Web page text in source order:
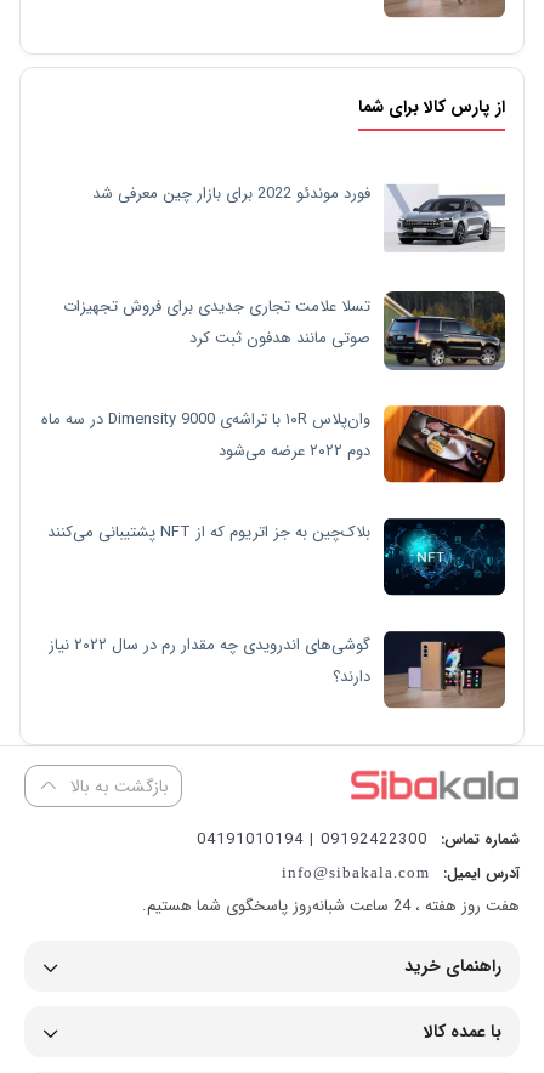
از پارس کالا برای شما
فورد موندئو 2022 برای بازار چین معرفی شد
تسلا علامت تجاری جدیدی برای فروش تجهیزات
صوتی مانند هدفون ثبت کرد
وان‌پلاس ۱۰R با تراشه‌ی Dimensity 9000 در سه ماه
دوم ۲۰۲۲ عرضه می‌شود
بلاک‌چین به جز اتریوم که از NFT پشتیبانی می‌کنند
گوشی‌های اندرویدی چه مقدار رم در سال ۲۰۲۲ نیاز
دارند؟
بازگشت به بالا
شماره تماس: 09192422300 | 04191010194
آدرس ایمیل: info@sibakala.com
هفت روز هفته ، 24 ساعت شبانه‌روز پاسخگوی شما هستیم.
راهنمای خرید
با عمده کالا